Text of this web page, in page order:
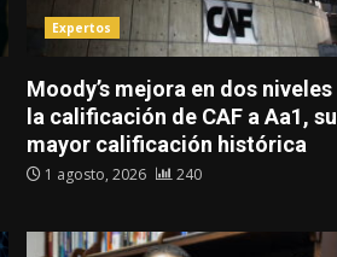
Expertos
Moody’s mejora en dos niveles
la calificación de CAF a Aa1, su
mayor calificación histórica
1 agosto, 2026 240